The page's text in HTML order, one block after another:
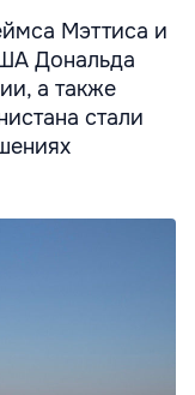
Мэттиса и
Дональда
а также
стали